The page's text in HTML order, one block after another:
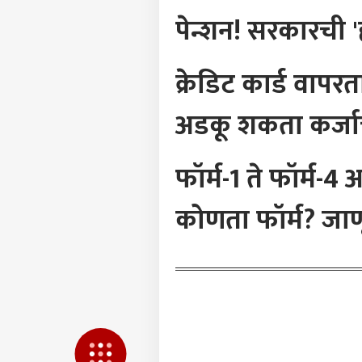
पेन्शन! सरकारची
क्रेडिट कार्ड
अडकू शकता
फॉर्म-1 ते फॉर्म-
कोणता फॉर्म?
आमच्यासोबत जाहिरात करा
संपर्क साधा
करिअर
फीडबॅक
आमच्याबद्दल
LOGIN
भारत
Old
आणि